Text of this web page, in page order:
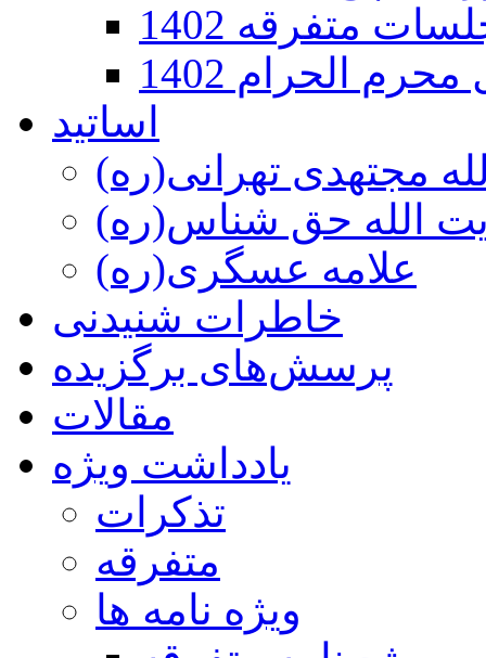
متفرقه 1402
الحرام 1402
اساتید
مجتهدی تهرانی(ره)
الله حق شناس(ره)
علامه عسگری(ره)
خاطرات شنیدنی
پرسش‌های برگزیده
مقالات
یادداشت ویژه
تذكرات
متفرقه
ويژه نامه ها